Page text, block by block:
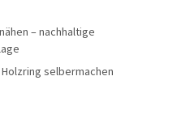
– nachhaltige
selbermachen